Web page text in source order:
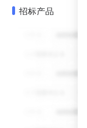
招标产品